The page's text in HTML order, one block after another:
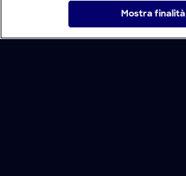
Mostra finalità